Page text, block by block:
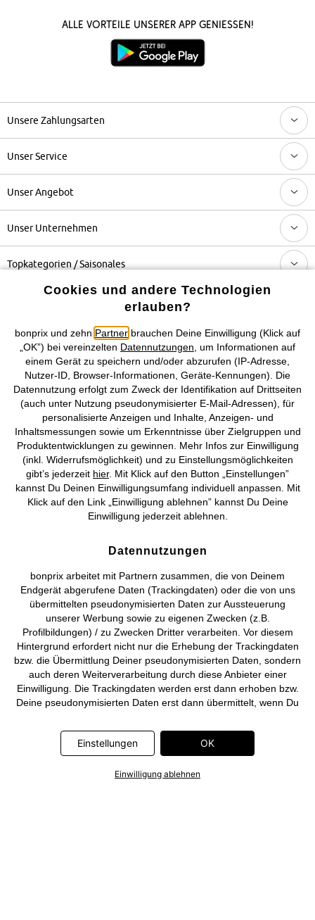
Alle Vorteile unserer App genießen!
Unsere Zahlungsarten
Unser Service
Unser Angebot
Unser Unternehmen
Topkategorien / Saisonales
Mehr von bonprix auf
Preisangaben inkl. gesetzl. MwSt. und zzgl. Service- &
Versandkosten
Datenschutz Cookie-Einstellungen Impressum
Vertrag widerrufen
©2026 bonprix.Alle Rechte vorbehalten.
Deutsch Français
Cookies und andere Technologien
erlauben?
bonprix und zehn Partner brauchen Deine Einwilligung (Klick auf
„OK”) bei vereinzelten Datennutzungen , um Informationen auf
einem Gerät zu speichern und/oder abzurufen (IP-Adresse,
Nutzer-ID, Browser-Informationen, Geräte-Kennungen). Die
Datennutzung erfolgt zum Zweck der Identifikation auf Drittseiten
(auch unter Nutzung pseudonymisierter E-Mail-Adressen), für
personalisierte Anzeigen und Inhalte, Anzeigen- und
Inhaltsmessungen sowie um Erkenntnisse über Zielgruppen und
Produktentwicklungen zu gewinnen. Mehr Infos zur Einwilligung
(inkl. Widerrufsmöglichkeit) und zu Einstellungsmöglichkeiten
gibt’s jederzeit hier. Mit Klick auf den Button „Einstellungen”
kannst Du Deinen Einwilligungsumfang individuell anpassen. Mit
Klick auf den Link „Einwilligung ablehnen” kannst Du Deine
Einwilligung jederzeit ablehnen.
Datennutzungen
bonprix arbeitet mit Partnern zusammen, die von Deinem
Endgerät abgerufene Daten (Trackingdaten) oder die von uns
übermittelten pseudonymisierten Daten zur Aussteuerung
unserer Werbung sowie zu eigenen Zwecken (z.B.
Profilbildungen) / zu Zwecken Dritter verarbeiten. Vor diesem
Hintergrund erfordert nicht nur die Erhebung der Trackingdaten
bzw. die Übermittlung Deiner pseudonymisierten Daten, sondern
auch deren Weiterverarbeitung durch diese Anbieter einer
Einwilligung. Die Trackingdaten werden erst dann erhoben bzw.
Deine pseudonymisierten Daten erst dann übermittelt, wenn Du
„OK” klickst. Bei den Partnern handelt es sich um die folgenden
Unternehmen: Meta Platforms Ireland Limited, Google Ireland
Limited, Pinterest Europe Limited, Microsoft Ireland Operations
Limited, Criteo SA, RTB-House GmbH, Adjust GmbH, Snap
Einstellungen OK
Einwilligung ablehnen